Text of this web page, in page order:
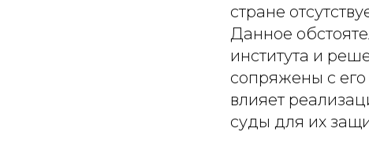
стране
Данное
института и
сопряжены с его
влияет
суды для их